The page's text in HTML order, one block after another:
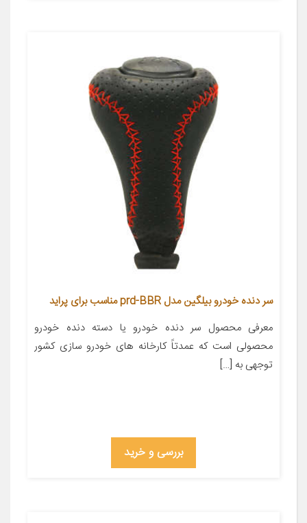
سر دنده خودرو بیلگین مدل prd-BBR مناسب برای پراید
معرفی محصول سر دنده خودرو یا دسته دنده خودرو
محصولی است که عمدتاً کارخانه های خودرو سازی کشور
توجهی به […]
بررسی و خرید